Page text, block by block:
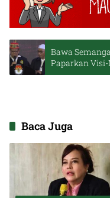
Bawa
Paparkan Visi-
Pilgub Kalteng
Baca Juga